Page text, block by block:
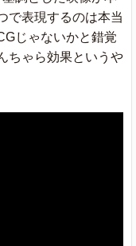
で表現するのは本当
じゃないかと錯覚
ちゃら効果というや